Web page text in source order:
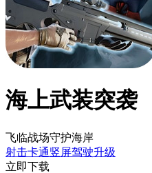
海上武装突袭
飞临战场守护海岸
射击卡通竖屏驾驶升级
立即下载